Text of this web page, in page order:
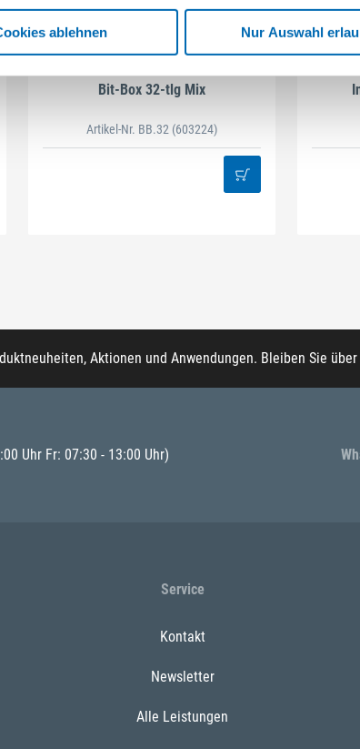
ablehnen Nur Auswahl
Bit-Box 32-tlg Mix
Artikel-Nr. BB.32 (603224)
Aktionen und Anwendungen. Bleiben Sie
Uhr Fr: 07:30 - 13:00 Uhr)
Service
Kontakt
Newsletter
Alle Leistungen